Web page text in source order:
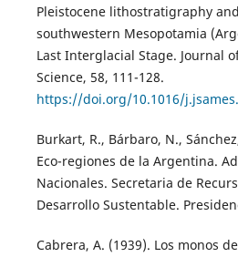
Pleistocene lithostratigraphy
southwestern Mesopotamia
Last Interglacial Stage. Journal
Science, 58, 111-128.
https://doi.org/10.1016/
Burkart, R., Bárbaro, N.,
Eco-regiones de la Argentina.
Nacionales. Secretaria de
Desarrollo Sustentable.
Cabrera, A. (1939). Los monos